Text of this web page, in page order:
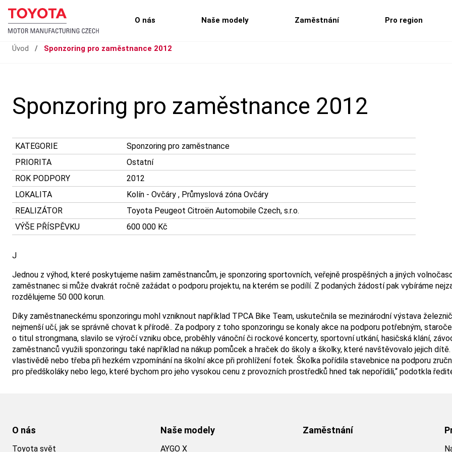
O nás Naše modely Zaměstnání Pro region
Úvod / Sponzoring pro zaměstnance 2012
Sponzoring pro zaměstnance 2012
KATEGORIE
Sponzoring pro zaměstnance
PRIORITA
Ostatní
ROK PODPORY
2012
LOKALITA
Kolín - Ovčáry , Průmyslová zóna Ovčáry
REALIZÁTOR
Toyota Peugeot Citroën Automobile Czech, s.r.o.
VÝŠE PŘÍSPĚVKU
600 000 Kč
J
Jednou z výhod, které poskytujeme našim zaměstnancům, je sponzoring sportovních, veřejně prospěšných a jiných
zaměstnanec si může dvakrát ročně zažádat o podporu projektu, na kterém se podílí. Z podaných žádostí pak vybíráme
rozdělujeme 50 000 korun.
Díky zaměstnaneckému sponzoringu mohl vzniknout například TPCA Bike Team, uskutečnila se mezinárodní výstava
nejmenší učí, jak se správně chovat k přírodě.. Za podpory z toho sponzoringu se konaly akce na podporu potřebným,
o titul strongmana, slavilo se výročí vzniku obce, proběhly vánoční či rockové koncerty, sportovní utkání, hasičská klání,
zaměstnanců využili sponzoringu také například na nákup pomůcek a hraček do školy a školky, které navštěvovalo jejich
vlastivědě nebo třeba při hezkém vzpomínání na školní akce při prohlížení fotek. Školka pořídila stavebnice na podporu
pro předškoláky nebo lego, které bychom pro jeho vysokou cenu z provozních prostředků hned tak nepořídili,“ podotkla
O nás
Toyota svět
Naše modely
AYGO X
Zaměstnání